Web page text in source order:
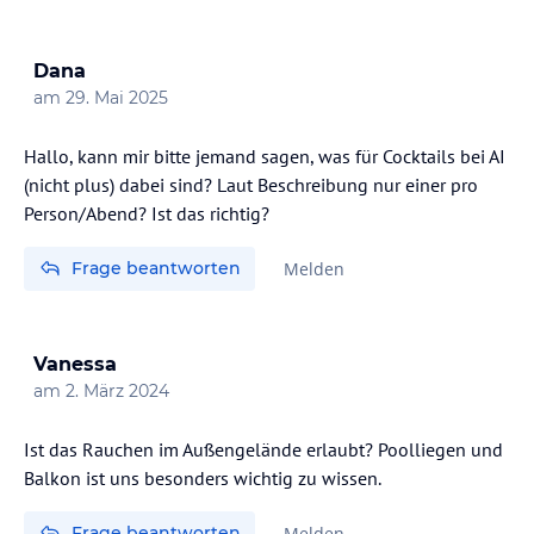
(500m)
Jetski, Wasserski, Ringe, Banana, Tretboote, SUP, Kanus gegen
-Massagen (externer Mitarbeiter): diverse Massagen (Ganzkörper,
Gesicht etc.) gegen Aufpreis
-Jogging- & Wanderwege: durch den umliegenden Wald
-Biken (externer Kooperationspartner) Verleih & Service gegen
Betriebszeiten: 10:30-18:30
-Pool-Strandtücher: kostenlos (gegen Kaution)
Strand
„Chrousso“, auch bekannt als Golden Beach oder Xenia Paliouri
Dana
am 29. Mai 2025
Hallo, kann mir bitte jemand sagen, was für Cocktails bei AI
(nicht plus) dabei sind? Laut Beschreibung nur einer pro
Person/Abend? Ist das richtig?
Frage beantworten Melden
Vanessa
am 2. März 2024
Ist das Rauchen im Außengelände erlaubt? Poolliegen und
Balkon ist uns besonders wichtig zu wissen.